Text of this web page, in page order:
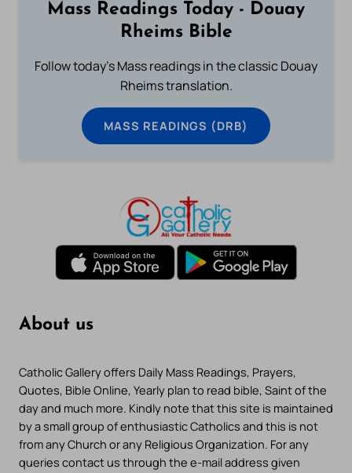
Mass Readings Today - Douay
Rheims Bible
Follow today's Mass readings in the classic Douay
Rheims translation.
MASS READINGS (DRB)
About us
Catholic Gallery offers Daily Mass Readings, Prayers,
Quotes, Bible Online, Yearly plan to read bible, Saint of the
day and much more. Kindly note that this site is maintained
by a small group of enthusiastic Catholics and this is not
from any Church or any Religious Organization. For any
queries contact us through the e-mail address given